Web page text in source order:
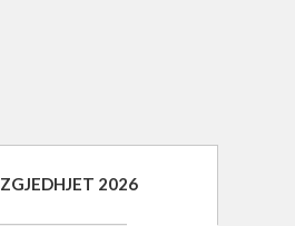
ZGJEDHJET 2026